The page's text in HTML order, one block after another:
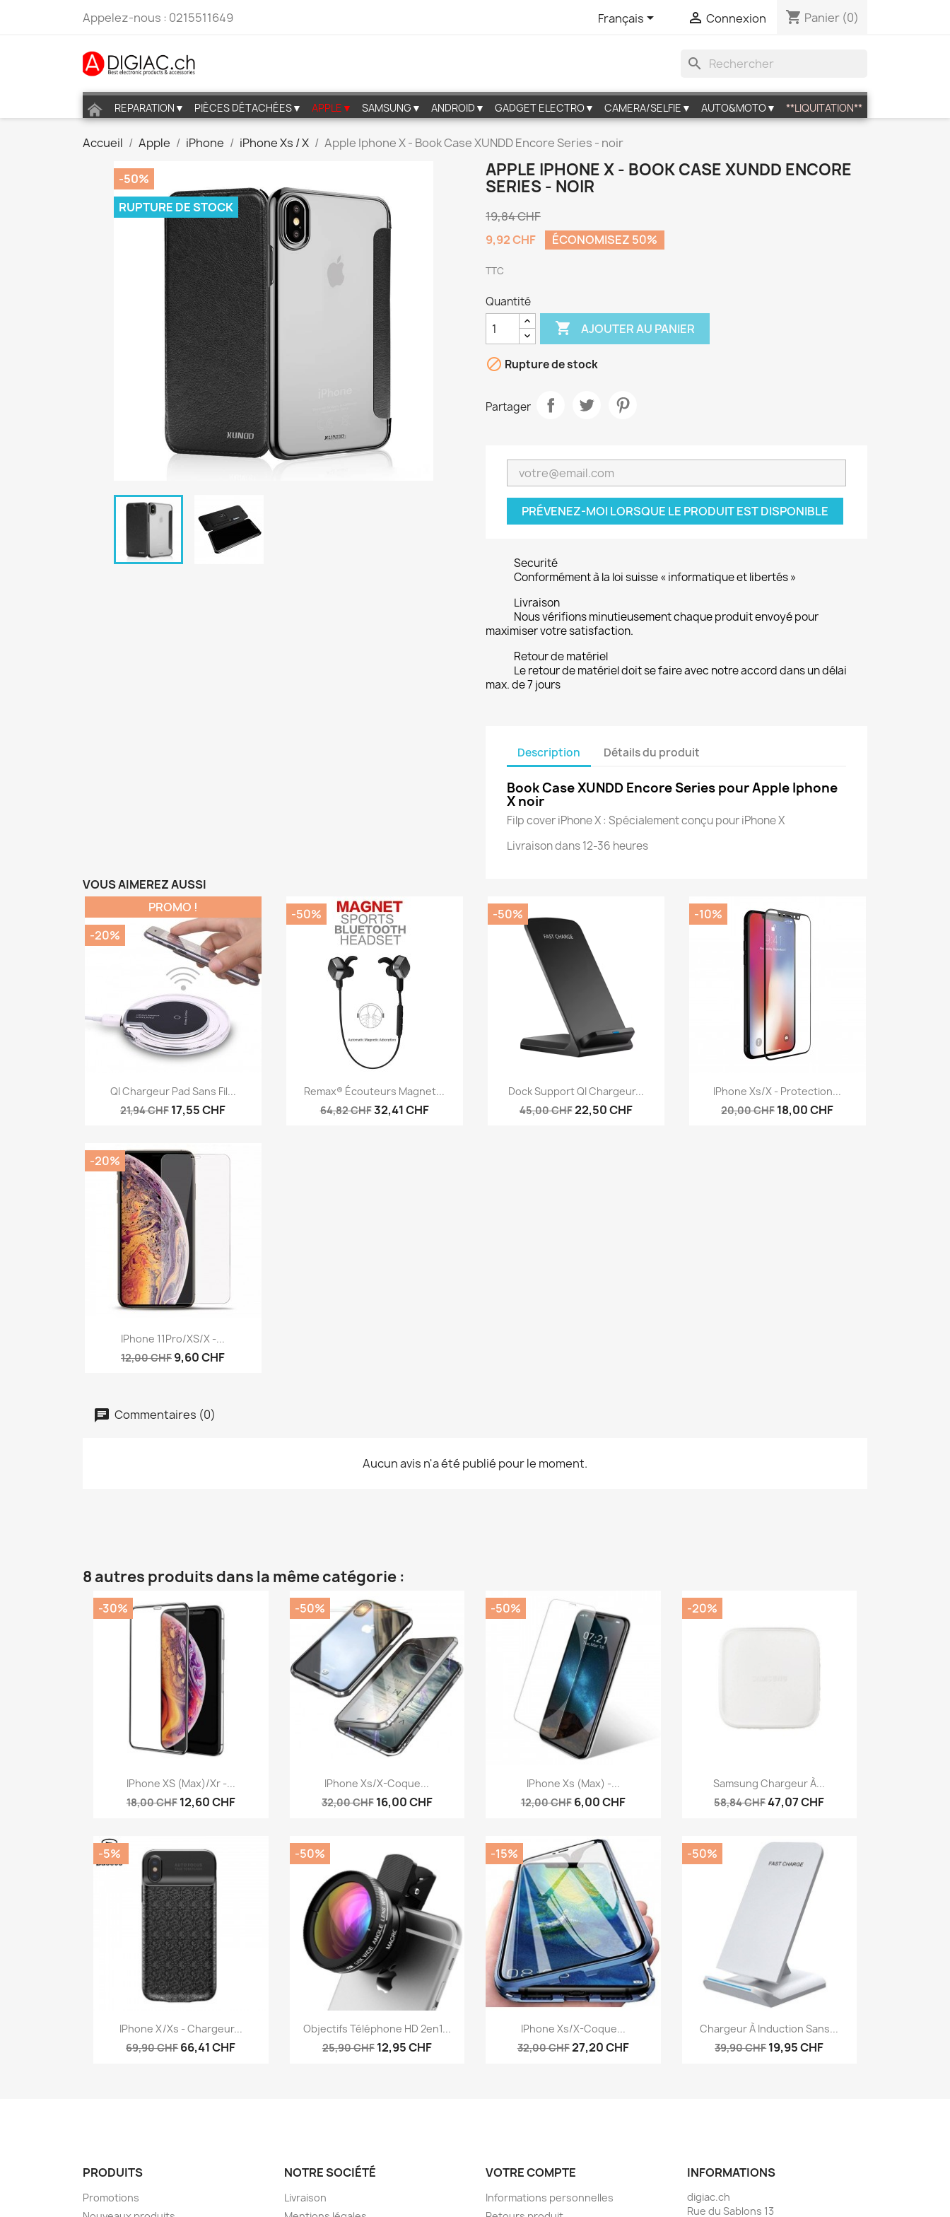
Appelez-nous : 0215511649 Français  Connexion shopping_cart Panier (0)
search
REPARATION▼ PIÈCES DÉTACHÉES▼ APPLE▼ SAMSUNG▼ ANDROID▼ GADGET ELECTRO▼ CAMERA/SELFIE▼ AUTO&MOTO▼ **LIQUITATION**
Accueil Apple iPhone iPhone Xs / X Apple Iphone X - Book Case XUNDD Encore Series - noir
-50%
RUPTURE DE STOCK
APPLE IPHONE X - BOOK CASE XUNDD ENCORE
SERIES - NOIR
19,84 CHF
9,92 CHF
ÉCONOMISEZ 50%
TTC
Quantité
 AJOUTER AU PANIER
 Rupture de stock
Partager
PRÉVENEZ-MOI LORSQUE LE PRODUIT EST DISPONIBLE
Securité
Conformément à la loi suisse « informatique et libertés »
Livraison
Nous vérifions minutieusement chaque produit envoyé pour
maximiser votre satisfaction.
Retour de matériel
Le retour de matériel doit se faire avec notre accord dans un délai
max. de 7 jours
Description Détails du produit
Book Case XUNDD Encore Series pour Apple Iphone
X noir
Filp cover iPhone X : Spécialement conçu pour iPhone X
Livraison dans 12-36 heures
VOUS AIMEREZ AUSSI
Aperçu rapide
QI Chargeur Pad Sans Fil...
21,94 CHF 17,55 CHF
PROMO !
-20%
 Aperçu rapide
Remax® Écouteurs Magnet...
64,82 CHF32,41 CHF
-50%
Aperçu rapide
Dock Support QI Chargeur...
45,00 CHF22,50 CHF
-50%
Aperçu rapide
IPhone Xs/X - Protection...
20,00 CHF 18,00 CHF
-10%
Aperçu rapide
IPhone 11Pro/XS/X -...
12,00 CHF 9,60 CHF
-20%
Commentaires (0)
Aucun avis n'a été publié pour le moment.
8 autres produits dans la même catégorie :
Aperçu rapide
IPhone XS (Max)/Xr -...
18,00 CHF 12,60 CHF
-30%
Aperçu rapide
IPhone Xs/X-Coque...
32,00 CHF 16,00 CHF
-50%
Aperçu rapide
IPhone Xs (Max) -...
12,00 CHF 6,00 CHF
-50%
Aperçu rapide
Samsung Chargeur À...
58,84 CHF47,07 CHF
-20%
Aperçu rapide
IPhone X/Xs - Chargeur...
69,90 CHF66,41 CHF
-5%
Aperçu rapide
Objectifs Téléphone HD 2en1...
25,90 CHF 12,95 CHF
-50%
Aperçu rapide
IPhone Xs/X-Coque...
32,00 CHF27,20 CHF
-15%
Aperçu rapide
Chargeur À Induction Sans...
39,90 CHF19,95 CHF
-50%
PRODUITS
Promotions
NOTRE SOCIÉTÉ
Livraison
VOTRE COMPTE
Informations personnelles
INFORMATIONS
digiac.ch
Rue du Sablons 13